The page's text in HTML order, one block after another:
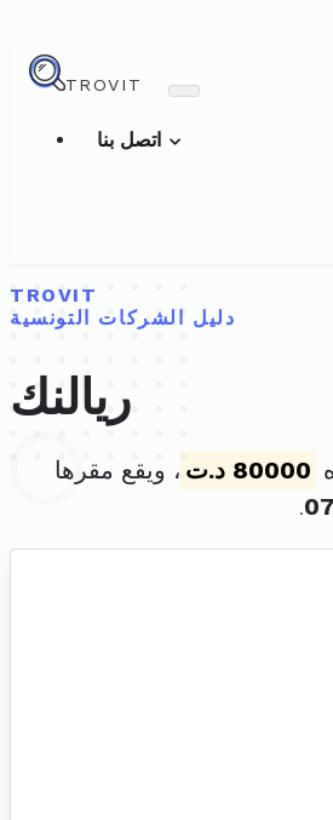
TROVIT
TROVIT
دليل الشركات التونسية
ريالنك
80000 د.ت
، ويقع مقرها
.